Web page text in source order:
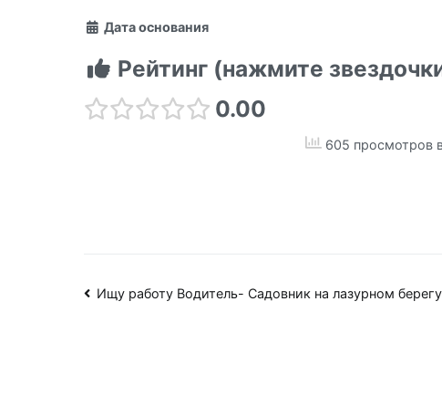
Дата основания
Рейтинг (нажмите
0.00
605 просмотров
Навигация
Ищу работу Водитель- Садовник на лазурном берегу